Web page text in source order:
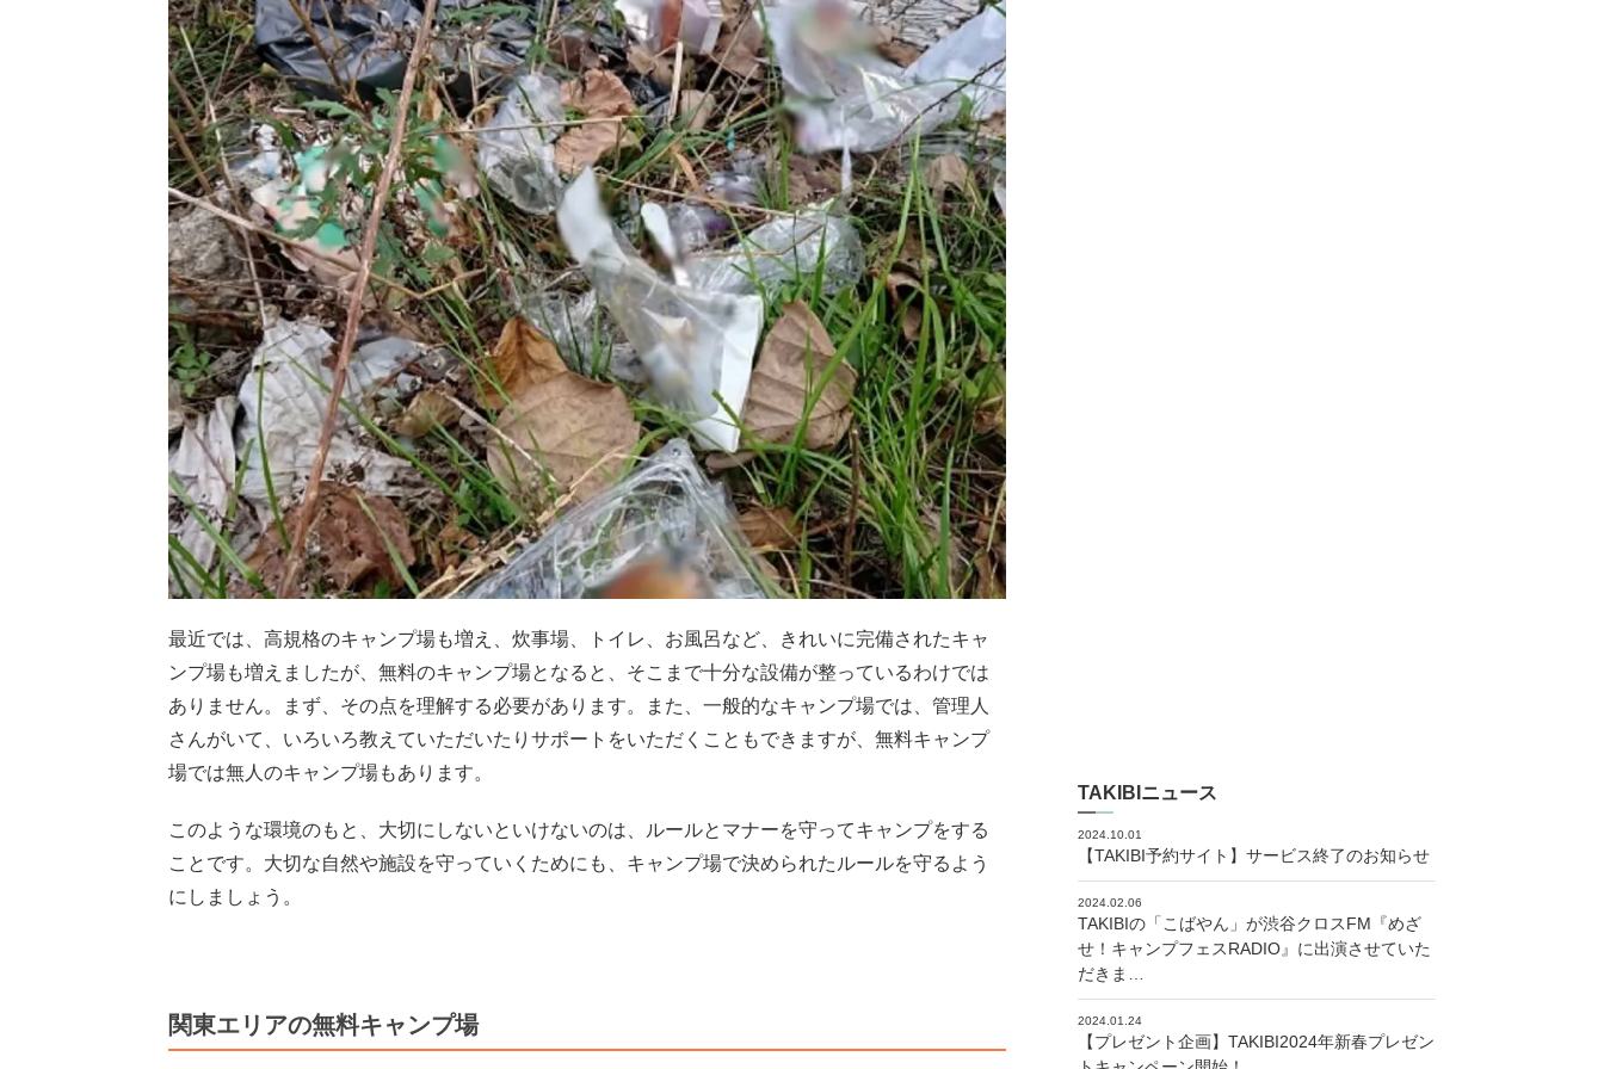
最近では、高規格のキャンプ場も増え、炊事場、トイレ、お風呂など、きれいに完備されたキャ
ンプ場も増えましたが、無料のキャンプ場となると、そこまで十分な設備が整っているわけでは
ありません。まず、その点を理解する必要があります。また、一般的なキャンプ場では、管理人
さんがいて、いろいろ教えていただいたりサポートをいただくこともできますが、無料キャンプ
場では無人のキャンプ場もあります。
このような環境のもと、大切にしないといけないのは、ルールとマナーを守ってキャンプをする
ことです。大切な自然や施設を守っていくためにも、キャンプ場で決められたルールを守るよう
にしましょう。
関東エリアの無料キャンプ場
TAKIBIニュース
2024.10.01
【TAKIBI予約サイト】サービス終了のお知らせ
2024.02.06
TAKIBIの「こばやん」が渋谷クロスFM『めざ
せ！キャンプフェスRADIO』に出演させていた
だきま…
2024.01.24
【プレゼント企画】TAKIBI2024年新春プレゼン